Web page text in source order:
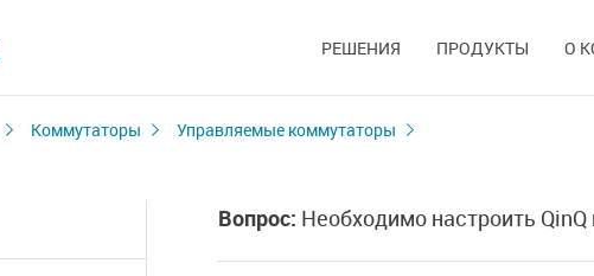
РЕШЕНИЯ ПРОДУКТЫ О
Коммутаторы Управляемые коммутаторы
Вопрос: Необходимо настроить